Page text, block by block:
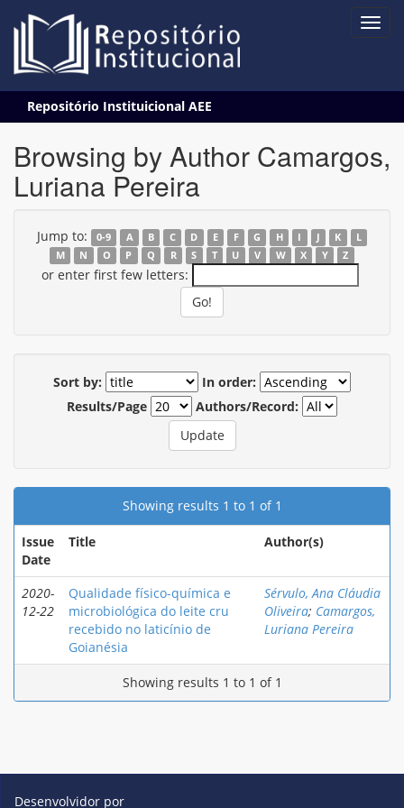
navigation
Repositório Instituicional AEE
Browsing by Author Camargos,
Luriana Pereira
Jump to: 0-9 A B C D E F G H I J K
L
M
N O P Q R S T U V W X Y Z
or enter first few letters:
Sort by:
In order:
Results/Page
Authors/Record:
Showing results 1 to 1 of 1
Issue
Date
Title Author(s)
2020-
12-22
Qualidade físico-química e
microbiológica do leite cru
recebido no laticínio de
Goianésia
Sérvulo, Ana Cláudia
Oliveira; Camargos,
Luriana Pereira
Showing results 1 to 1 of 1
Desenvolvidor por